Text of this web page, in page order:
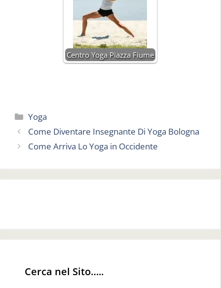
Centro Yoga Piazza Fiume
Categorie
Yoga
Come Diventare Insegnante Di Yoga Bologna
Come Arriva Lo Yoga in Occidente
Cerca nel Sito…..